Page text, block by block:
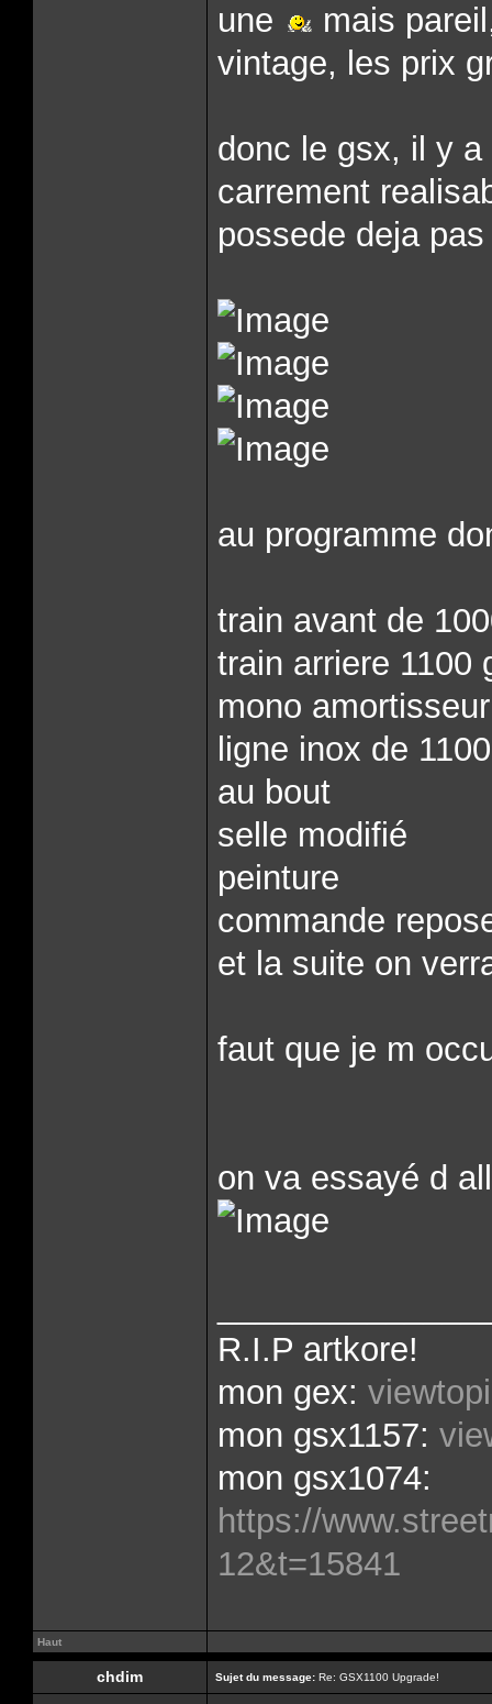
une
mais
vintage, les prix
donc le gsx, il y
carrement
possede deja
au programme
train avant de
train arriere 1100
mono amortisseur
ligne inox de
au bout
selle modifié
peinture
commande
et la suite on
faut que je m
on va essayé d
R.I.P artkore!
mon gex:
mon gsx1157:
mon gsx1074:
https://
12&t=15841
Haut
chdim Sujet du message: Re: GSX1100 Upgrade!